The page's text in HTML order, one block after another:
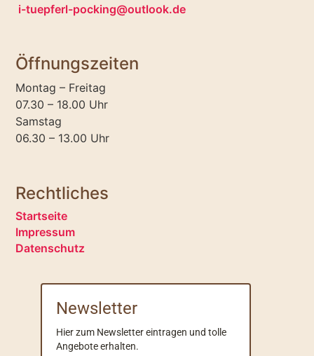
i-tuepferl-pocking@outlook.de
Öffnungszeiten
Montag – Freitag
07.30 – 18.00 Uhr
Samstag
06.30 – 13.00 Uhr
Rechtliches
Startseite
Impressum
Datenschutz
Newsletter
Hier zum Newsletter eintragen und tolle
Angebote erhalten.